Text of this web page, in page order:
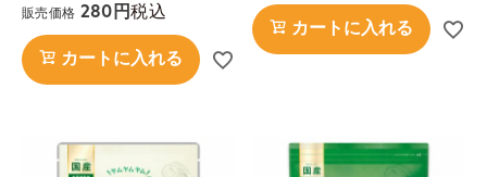
販売価格 280 税込
カートに入れる
カートに入れる